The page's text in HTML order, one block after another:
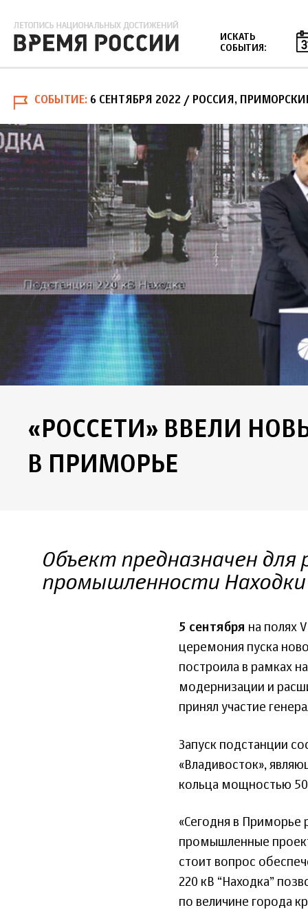
ИСКАТЬ
СОБЫТИЯ:
СОБЫТИЕ 6 СЕНТЯБРЯ 2022 / РОССИЯ,
«РОССЕТИ» ВВЕЛИ
В ПРИМОРЬЕ
Объект предназначен
промышленности Находки
5 сентября на полях
церемония пуска
построила в рамках
модернизации и
принял участие
Запуск подстанции
«Владивосток»,
кольца мощностью
«Сегодня в Приморье
промышленные
стоит вопрос
220 кВ “Находка”
по величине города